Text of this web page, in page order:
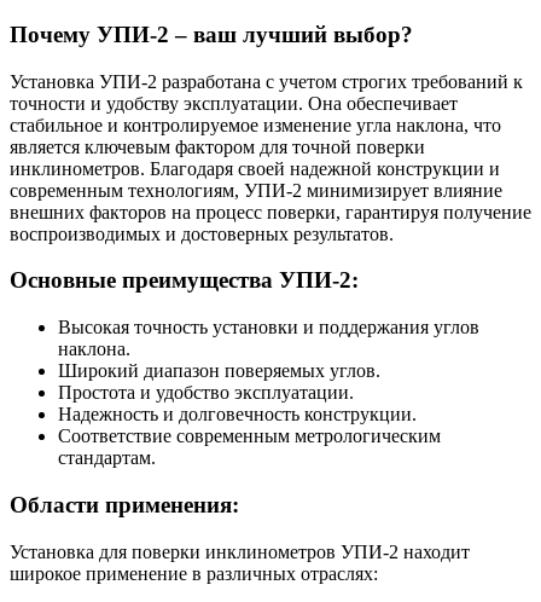
Почему УПИ-2 – ваш лучший выбор?
Установка УПИ-2 разработана с учетом строгих требований к
точности и удобству эксплуатации. Она обеспечивает
стабильное и контролируемое изменение угла наклона, что
является ключевым фактором для точной поверки
инклинометров. Благодаря своей надежной конструкции и
современным технологиям, УПИ-2 минимизирует влияние
внешних факторов на процесс поверки, гарантируя получение
воспроизводимых и достоверных результатов.
Основные преимущества УПИ-2:
Высокая точность установки и поддержания углов
наклона.
Широкий диапазон поверяемых углов.
Простота и удобство эксплуатации.
Надежность и долговечность конструкции.
Соответствие современным метрологическим
стандартам.
Области применения:
Установка для поверки инклинометров УПИ-2 находит
широкое применение в различных отраслях: